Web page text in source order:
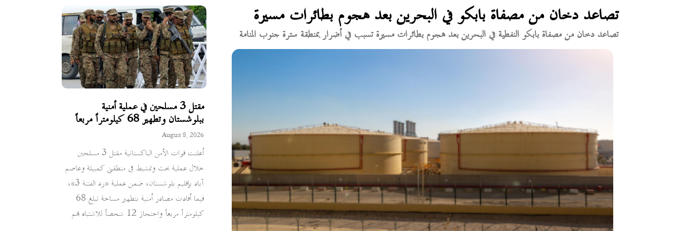
مقتل 3 مسلحين في عملية أمنية
ببلوشستان وتطهير 68 كيلومتراً مربعاً
August 8, 2026
أعلنت قوات الأمن الباكستانية مقتل 3 مسلحين
خلال عملية بحث وتمشيط في منطقتي كمبيلة وعاصم
آباد بإقليم بلوشستان، ضمن عملية «رد الفتنة 3»،
فيما أفادت مصادر أمنية بتطهير مساحة تبلغ 68
كيلومتراً مربعاً واحتجاز 12 شخصاً للاشتباه بهم
تصاعد دخان من مصفاة بابكو في البحرين بعد هجوم بطائرات مسيرة
تصاعد دخان من مصفاة بابكو النفطية في البحرين بعد هجوم بطائرات مسيرة تسبب في أضرار بمنطقة سترة جنوب المنامة